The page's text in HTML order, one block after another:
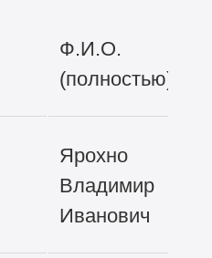
Ф.И.О.
(полностью)
Ярохно
Владимир
Иванович